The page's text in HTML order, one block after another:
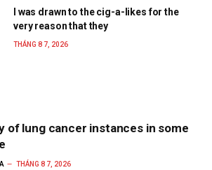
I was drawn to the cig-a-likes for the
very reason that they
THÁNG 8 7, 2026
of lung cancer instances in some
THÁNG 8 7, 2026